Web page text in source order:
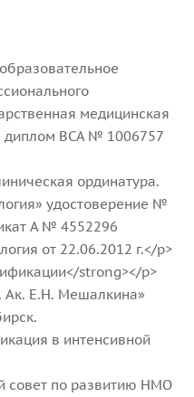
медицинская
диплом ВСА № 1006757
ординатура.
удостоверение №
А № 4552296
от 22.06.2012 г.</p>
strong></p>
Ак. Е.Н. Мешалкина»
в интенсивной
совет по развитию НМО